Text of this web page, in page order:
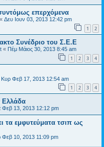
επερχόμενα
« Δευ Ιουν 03, 2013 12:42 pm
1 2
Συνέδριο του Σ.Ε.Ε
« Πέμ Μάιος 30, 2013 8:45 am
1 2 3 4
Κυρ Φεβ 17, 2013 12:54 am
1 2 3 4
Ελλάδα
Φεβ 13, 2013 12:12 pm
τα εμφυτεύματα τσιπ ως
Φεβ 10, 2013 11:09 pm